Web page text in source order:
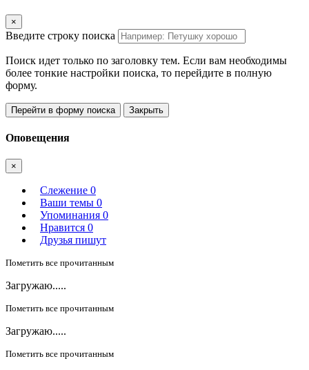
×
Введите строку поиска
Поиск идет только по заголовку тем. Если вам необходимы
более тонкие настройки поиска, то перейдите в полную
форму.
Перейти в форму поиска Закрыть
Оповещения
×
Слежение 0
Ваши темы 0
Упоминания 0
Нравится 0
Друзья пишут
Пометить все прочитанным
Загружаю.....
Пометить все прочитанным
Загружаю.....
Пометить все прочитанным